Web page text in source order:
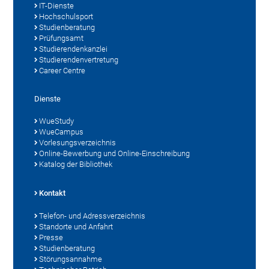
IT-Dienste
Hochschulsport
Studienberatung
Prüfungsamt
Studierendenkanzlei
Studierendenvertretung
Career Centre
Dienste
WueStudy
WueCampus
Vorlesungsverzeichnis
Online-Bewerbung und Online-Einschreibung
Katalog der Bibliothek
Kontakt
Telefon- und Adressverzeichnis
Standorte und Anfahrt
Presse
Studienberatung
Störungsannahme